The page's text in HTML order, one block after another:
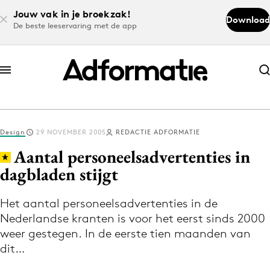
Jouw vak in je broekzak!
De beste leeservaring met de app
Download
Abonneer nu
Abonneer nu
Log in
Download de app
Volg het laatste nieuws via de Adformatie
Nieuws app
Design 29 NOVEMBER 2005 REDACTIE ADFORMATIE
Aantal personeelsadvertenties in
dagbladen stijgt
Het aantal personeelsadvertenties in de
Nederlandse kranten is voor het eerst sinds 2000
weer gestegen. In de eerste tien maanden van
dit…